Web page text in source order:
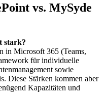
vs. MySyde
stark?
in Microsoft 365 (Teams,
für individuelle
sowie
Diese Stärken kommen aber
Kapazitäten und